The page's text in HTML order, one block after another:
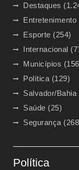
Destaques
Entretenimento
Esporte (254)
Internacional
Municípios
Política (129)
Salvador/Bahia
Saúde (25)
Segurança
Política